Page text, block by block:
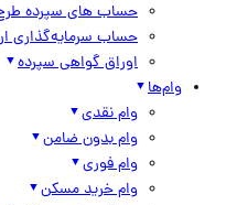
حساب های سپرده طرح‌دار
حساب سرمایه‌گذاری ارزی
اوراق گواهی سپرده
وام‌ها
وام نقدی
وام بدون ضامن
وام فوری
وام خرید مسکن